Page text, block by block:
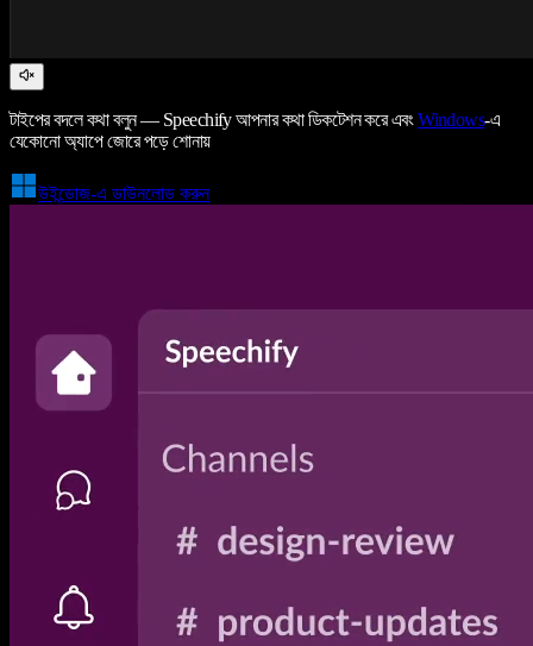
টাইপের বদলে কথা বলুন — Speechify আপনার কথা ডিকটেশন করে এবংWindows-এ
যেকোনো অ্যাপে জোরে পড়ে শোনায়
উইন্ডোজ-এ ডাউনলোড করুন